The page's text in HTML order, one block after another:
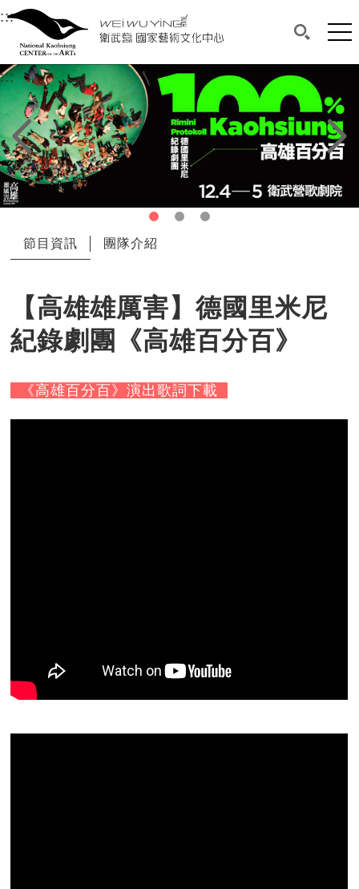
衛武營國家藝術文化中心
中央內容區塊，為本頁主要內容區。
:::選單連結區塊，此區塊列有本網站主要連結。
衛武營國家藝術文化中心
搜尋(開
網
:::中央內容區塊，為本頁主要內容區。
上一頁 下一頁
節目資訊 團隊介紹
【高雄雄厲害】德國里米尼
紀錄劇團《高雄百分百》
《高雄百分百》演出歌詞下載